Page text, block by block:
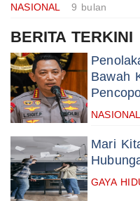
NASIONAL 9 bulan
BERITA TERKINI
Bawah
NASIONAL
Mari
GAYA